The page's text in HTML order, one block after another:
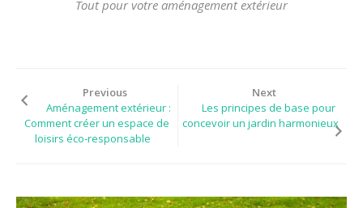
Tout pour votre aménagement extérieur
PLANTATIONS
REVÊTEMENT
Previous
Aménagement extérieur :
Comment créer un espace de
loisirs éco-responsable
Next
Les principes de base pour
concevoir un jardin harmonieux